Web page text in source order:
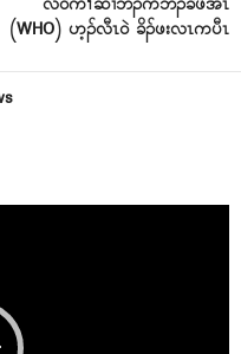
လီဝဲကီၢ်ဆၢဘၣ်ကီဘၣ်ခဲဖိအံၤ
(WHO) ဟ့ၣ်လီၤဝဲ ခိၣ်ဖးလၤကပီၤ